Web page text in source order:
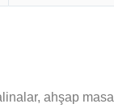
ahşap